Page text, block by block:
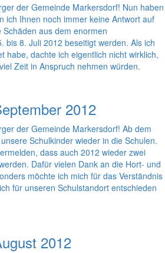
der Gemeinde Markersdorf! Nun haben
ich Ihnen noch immer keine Antwort auf
aus dem enormen
bis 8. Juli 2012 beseitigt werden. Als ich
habe, dachte ich eigentlich nicht wirklich,
Zeit in Anspruch nehmen würden.
2012
der Gemeinde Markersdorf! Ab dem
Schulkinder wieder in die Schulen.
dass auch 2012 wieder zwei
Dafür vielen Dank an die Hort- und
möchte ich mich für das Verständnis
für unseren Schulstandort entschieden
2012